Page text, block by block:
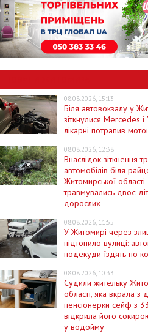
08.08.2026, 15:13
Біля автовокзалу у
зіткнулися Mercedes
лікарні потрапив
08.08.2026, 12:38
Внаслідок зіткнення
автомобілів біля
Житомирської області
травмувались двоє
дорослих
08.08.2026, 11:55
У Житомирі через
підтопило вулиці:
подекуди їздять по
08.08.2026, 10:33
Судили жительку
області, яка вкрала з
пенсіонерки сейф з
відкрила його
у водойму